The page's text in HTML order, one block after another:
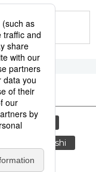
sociedad
kappabashi